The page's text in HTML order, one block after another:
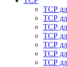
ТСР
ТСР
ТСР
ТСР
ТСР
ТСР
ТСР